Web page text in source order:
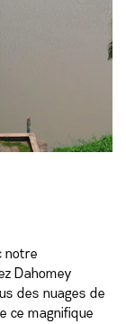
notre
Dahomey
des nuages de
ce magnifique